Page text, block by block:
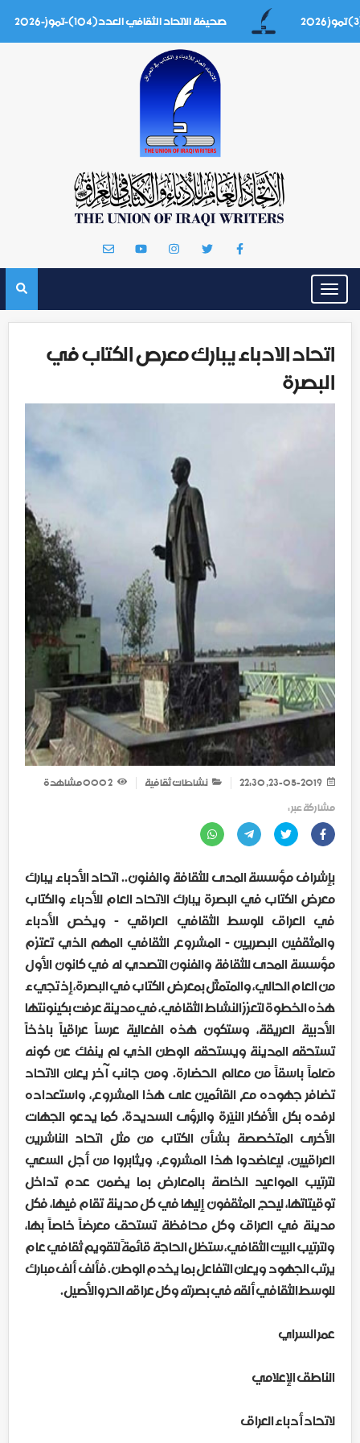
صحيفة الاتحاد الثقافي العدد(104)-تموز-2026
Toggle
navigation
اتحاد الادباء يبارك معرص الكتاب في
البصرة
نشاطات ثقافية 2 000
مشاهدة
مشاركة عبر :
بإشراف مؤسسة المدى للثقافة والفنون.. اتحاد الأدباء يبارك
معرض الكتاب في البصرة يبارك الاتحاد العام للأدباء والكتّاب
في العراق للوسط الثقافي العراقي - ويخص الأدباء
والمثقفين البصريين - المشروع الثقافي المهم الذي تعتزم
مؤسسة المدى للثقافة والفنون التصدي له في كانون الأول
من العام الحالي، والمتمثّل بمعرض الكتاب في البصرة، إذ تجيء
هذه الخطوة لتعزز النشاط الثقافي، في مدينة عرفت بكينونتها
الأدبية العريقة، وستكون هذه الفعالية عرساً عراقياً باذخاً
تستحقه المدينة ويستحقه الوطن الذي لم ينفك عن كونه
مَعلماً باسقاً من معالم الحضارة. ومن جانب آخر يعلن الاتحاد
تضافر جهوده مع القائمين على هذا المشروع، واستعداده
لرفده بكل الأفكار النيّرة والرؤى السديدة، كما يدعو الجهات
الأخرى المتخصصة بشأن الكتاب من مثل اتحاد الناشرين
العراقيين، ليعاضدوا هذا المشروع، ويثابروا من أجل السعي
لترتيب المواعيد الخاصة بالمعارض بما يضمن عدم تداخل
توقيتاتها، ليحج المثقفون إليها في كل مدينة تقام فيها، فكل
مدينة في العراق وكل محافظة تستحق معرضاً خاصاً بها،
ولترتيب البيت الثقافي، ستظل الحاجة قائمةً لتقويم ثقافي عام
يرتب الجهود ويعلن التفاعل بما يخدم الوطن. فألف ألف مبارك
للوسط الثقافي ألقه في بصرته وكل عراقه الحر والأصيل.
عمر السراي
الناطق الإعلامي
لاتحاد أدباء العراق